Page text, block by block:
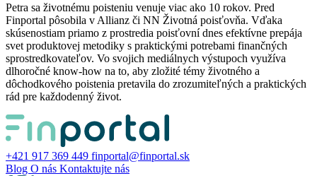
Petra sa životnému poisteniu venuje viac ako 10 rokov. Pred
Finportal pôsobila v Allianz či NN Životná poisťovňa. Vďaka
skúsenostiam priamo z prostredia poisťovní dnes efektívne prepája
svet produktovej metodiky s praktickými potrebami finančných
sprostredkovateľov. Vo svojich mediálnych výstupoch využíva
dlhoročné know-how na to, aby zložité témy životného a
dôchodkového poistenia pretavila do zrozumiteľných a praktických
rád pre každodenný život.
+421 917 369 449 finportal@finportal.sk
Blog O nás Kontaktujte nás